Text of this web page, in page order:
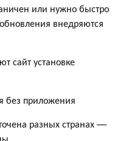
или нужно быстро
внедряются
сайт установке
без приложения
разных странах —